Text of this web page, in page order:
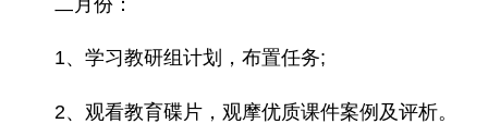
1、学习教研组计划，布置任务;
2、观看教育碟片，观摩优质课件案例及评析。